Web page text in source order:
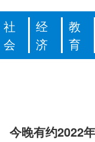
社
会
经
济
教
育
今晚有约2022